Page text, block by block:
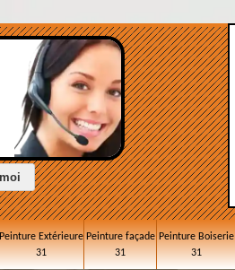
Extérieure
31
Peinture façade
31
Peinture Boiserie
31